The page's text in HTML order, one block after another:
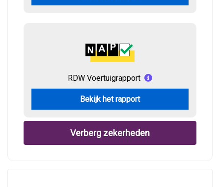
RDW Voertuigrapport
Bekijk het rapport
Verberg zekerheden